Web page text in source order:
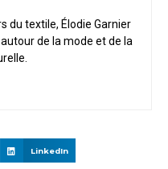
du textile, Élodie Garnier
de la mode et de la
LinkedIn